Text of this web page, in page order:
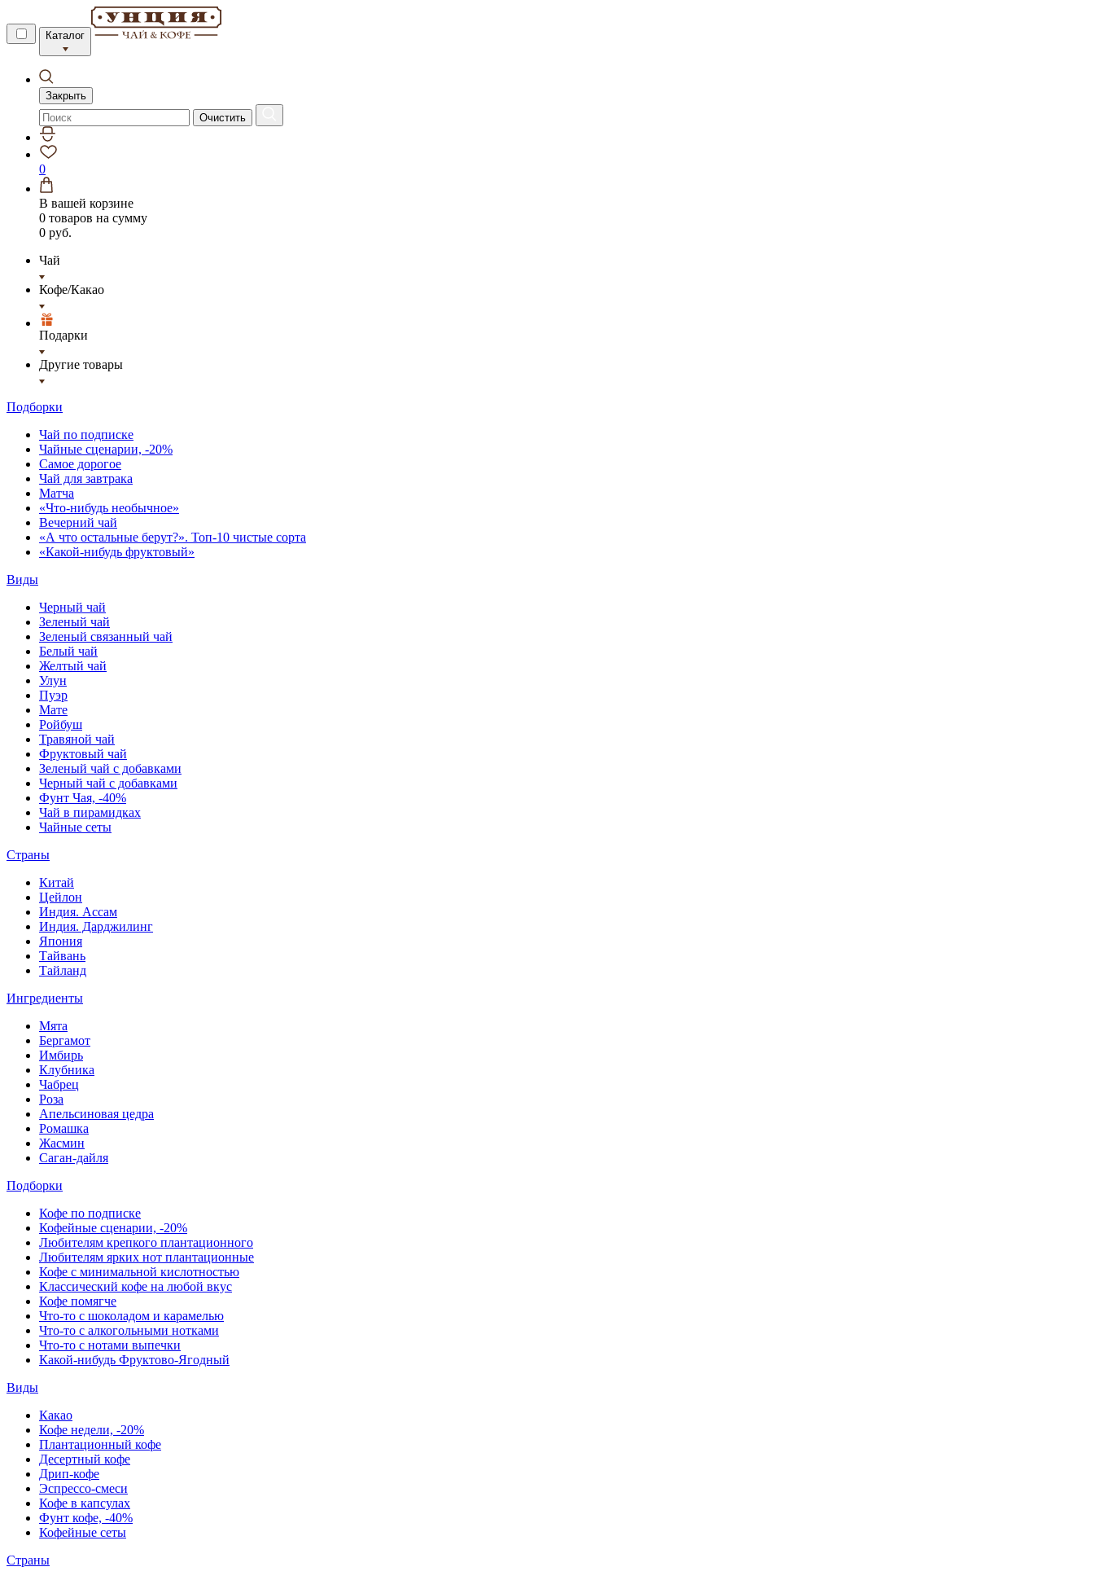
Каталог
Закрыть
Очистить
0
В вашей корзине
0 товаров на сумму
0 руб.
Чай
Кофе/Какао
Подарки
Другие товары
Подборки
Чай по подписке
Чайные сценарии, -20%
Самое дорогое
Чай для завтрака
Матча
«Что-нибудь необычное»
Вечерний чай
«А что остальные берут?». Топ-10 чистые сорта
«Какой-нибудь фруктовый»
Виды
Черный чай
Зеленый чай
Зеленый связанный чай
Белый чай
Желтый чай
Улун
Пуэр
Мате
Ройбуш
Травяной чай
Фруктовый чай
Зеленый чай с добавками
Черный чай с добавками
Фунт Чая, -40%
Чай в пирамидках
Чайные сеты
Страны
Китай
Цейлон
Индия. Ассам
Индия. Дарджилинг
Япония
Тайвань
Тайланд
Ингредиенты
Мята
Бергамот
Имбирь
Клубника
Чабрец
Роза
Апельсиновая цедра
Ромашка
Жасмин
Саган-дайля
Подборки
Кофе по подписке
Кофейные сценарии, -20%
Любителям крепкого плантационного
Любителям ярких нот плантационные
Кофе с минимальной кислотностью
Классический кофе на любой вкус
Кофе помягче
Что-то с шоколадом и карамелью
Что-то с алкогольными нотками
Что-то с нотами выпечки
Какой-нибудь Фруктово-Ягодный
Виды
Какао
Кофе недели, -20%
Плантационный кофе
Десертный кофе
Дрип-кофе
Эспрессо-смеси
Кофе в капсулах
Фунт кофе, -40%
Кофейные сеты
Страны